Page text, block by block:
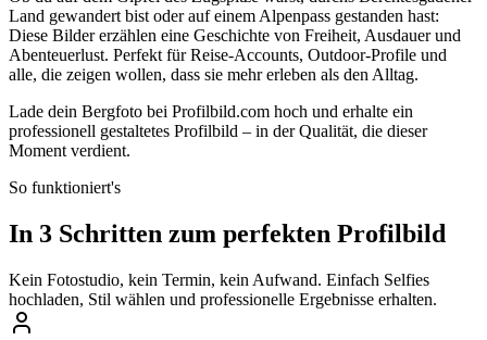
Land gewandert bist oder auf einem Alpenpass gestanden hast:
Diese Bilder erzählen eine Geschichte von Freiheit, Ausdauer und
Abenteuerlust. Perfekt für Reise-Accounts, Outdoor-Profile und
alle, die zeigen wollen, dass sie mehr erleben als den Alltag.
Lade dein Bergfoto bei Profilbild.com hoch und erhalte ein
professionell gestaltetes Profilbild – in der Qualität, die dieser
Moment verdient.
So funktioniert's
In 3 Schritten zum perfekten Profilbild
Kein Fotostudio, kein Termin, kein Aufwand. Einfach Selfies
hochladen, Stil wählen und professionelle Ergebnisse erhalten.